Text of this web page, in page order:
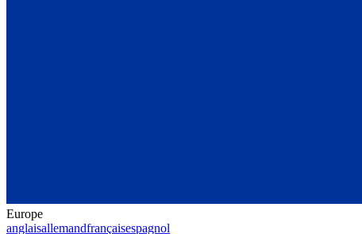
Europe
anglaisallemandfrançaisespagnol